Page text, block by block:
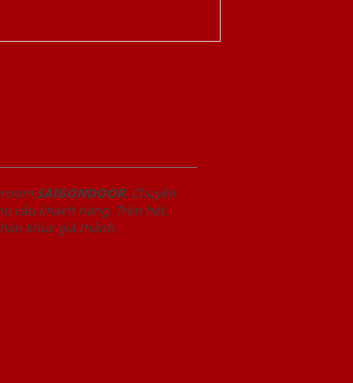
SAIGONDOOR. Chuyên
cầu khách hàng. Trên hết,
khúc giá thành.